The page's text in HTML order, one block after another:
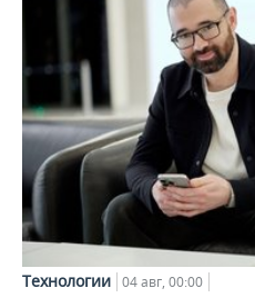
Технологии 04 авг, 00:00